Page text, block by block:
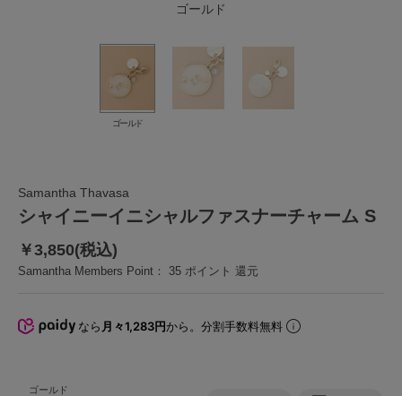
ゴールド
ゴールド
Samantha Thavasa
シャイニーイニシャルファスナーチャーム S
￥3,850(税込)
Samantha Members Point： 35 ポイント 還元
なら 月々1,283円から。分割手数料無料
ゴールド